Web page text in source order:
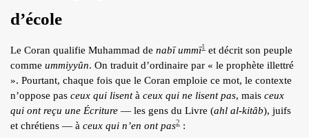
d’école
Le Coran qualifie Muhammad de nabī ummī1 et décrit son peuple
comme ummiyyûn. On traduit d’ordinaire par « le prophète illettré
». Pourtant, chaque fois que le Coran emploie ce mot, le contexte
n’oppose pas ceux qui lisentà ceux qui ne lisent pas, mais ceux
qui ont reçu une Écriture — les gens du Livre (ahl al-kitâb), juifs
et chrétiens — à ceux qui n’en ont pas2 :